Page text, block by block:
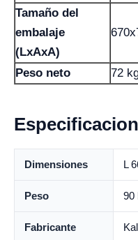
Tamaño del
embalaje
(LxAxA)
Peso neto 72
Dimensiones L
Peso 90
Fabricante